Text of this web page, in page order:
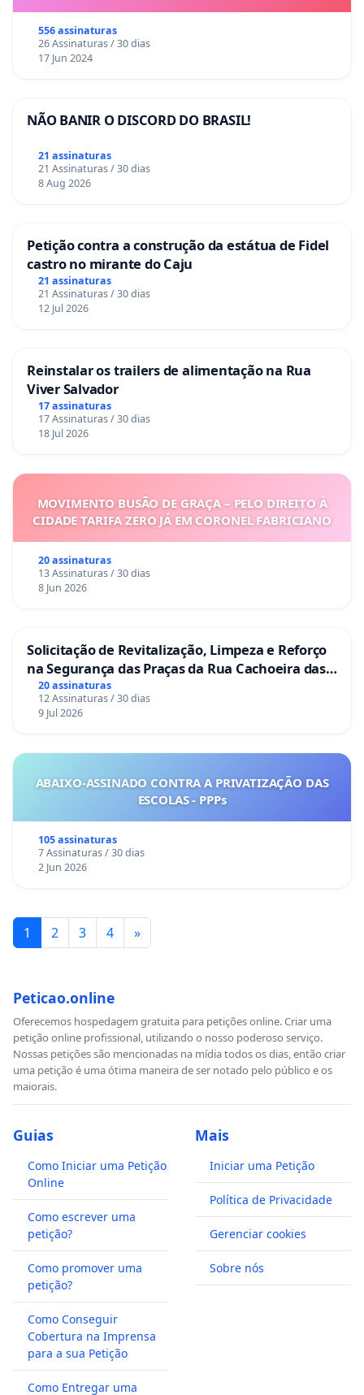
556 assinaturas
26 Assinaturas / 30 dias
17 Jun 2024
NÃO BANIR O DISCORD DO BRASIL!
21 assinaturas
21 Assinaturas / 30 dias
8 Aug 2026
Petição contra a construção da estátua de Fidel
castro no mirante do Caju
21 assinaturas
21 Assinaturas / 30 dias
12 Jul 2026
Reinstalar os trailers de alimentação na Rua
Viver Salvador
17 assinaturas
17 Assinaturas / 30 dias
18 Jul 2026
MOVIMENTO BUSÃO DE GRAÇA – PELO DIREITO À
CIDADE TARIFA ZERO JÁ EM CORONEL FABRICIANO
20 assinaturas
13 Assinaturas / 30 dias
8 Jun 2026
Solicitação de Revitalização, Limpeza e Reforço
na Segurança das Praças da Rua Cachoeira das
Sete Ilhas
20 assinaturas
12 Assinaturas / 30 dias
9 Jul 2026
ABAIXO-ASSINADO CONTRA A PRIVATIZAÇÃO DAS
ESCOLAS - PPPs
105 assinaturas
7 Assinaturas / 30 dias
2 Jun 2026
1 2 3 4 »
Peticao.online
Oferecemos hospedagem gratuita para petições online. Criar uma
petição online profissional, utilizando o nosso poderoso serviço.
Nossas petições são mencionadas na mídia todos os dias, então criar
uma petição é uma ótima maneira de ser notado pelo público e os
maiorais.
Guias
Como Iniciar uma Petição
Online
Como escrever uma
petição?
Como promover uma
petição?
Como Conseguir
Cobertura na Imprensa
para a sua Petição
Como Entregar uma
Mais
Iniciar uma Petição
Política de Privacidade
Gerenciar cookies
Sobre nós